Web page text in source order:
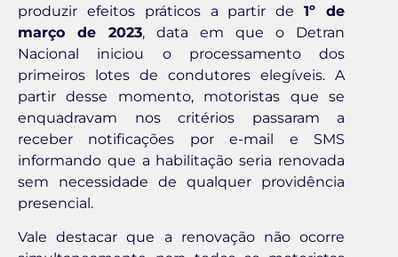
produzir efeitos práticos a partir de1º de
março de 2023, data em que o Detran
Nacional iniciou o processamento dos
primeiros lotes de condutores elegíveis. A
partir desse momento, motoristas que se
enquadravam nos critérios passaram a
receber notificações por e-mail e SMS
informando que a habilitação seria renovada
sem necessidade de qualquer providência
presencial.
Vale destacar que a renovação não ocorre